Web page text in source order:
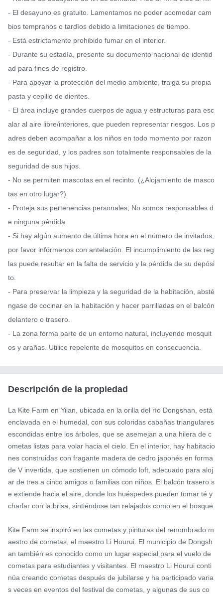
- El desayuno es gratuito. Lamentamos no poder acomodar cam
bios tempranos o tardíos debido a limitaciones de tiempo.
- Está estrictamente prohibido fumar en el interior.
- Durante su estadía, presente su documento nacional de identid
ad para fines de registro.
- Para apoyar la protección del medio ambiente, traiga su propia
pasta y cepillo de dientes.
- El área incluye grandes cuerpos de agua y estructuras para esc
alar al aire libre/interiores, que pueden representar riesgos. Los p
adres deben acompañar a los niños en todo momento por razon
es de seguridad, y los padres son totalmente responsables de la
seguridad de sus hijos.
- No se permiten mascotas en el recinto. (¿Alojamiento de masco
tas en otro lugar?)
- Proteja sus pertenencias personales; No somos responsables d
e ninguna pérdida.
- Si hay algún aumento de última hora en el número de invitados,
por favor infórmenos con antelación. El incumplimiento de las reg
las puede resultar en la falta de servicio y la pérdida de su depósi
to.
- Para preservar la limpieza y la seguridad de la habitación, absté
ngase de cocinar en la habitación y hacer parrilladas en el balcón
delantero o trasero.
- La zona forma parte de un entorno natural, incluyendo mosquit
os y arañas. Utilice repelente de mosquitos en consecuencia.
Descripción de la propiedad
La Kite Farm en Yilan, ubicada en la orilla del río Dongshan, está
enclavada en el humedal, con sus coloridas cabañas triangulares
escondidas entre los árboles, que se asemejan a una hilera de c
ometas listas para volar hacia el cielo. En el interior, hay habitacio
nes construidas con fragante madera de cedro japonés en forma
de V invertida, que sostienen un cómodo loft, adecuado para aloj
ar de tres a cinco amigos o familias con niños. El balcón trasero s
e extiende hacia el aire, donde los huéspedes pueden tomar té y
charlar con la brisa, sintiéndose tan relajados como en el bosque.
Kite Farm se inspiró en las cometas y pinturas del renombrado m
aestro de cometas, el maestro Li Hourui. El municipio de Dongsh
an también es conocido como un lugar especial para el vuelo de
cometas para estudiantes y visitantes. El maestro Li Hourui conti
núa creando cometas después de jubilarse y ha participado varia
s veces en eventos del festival de cometas, y algunas de sus co